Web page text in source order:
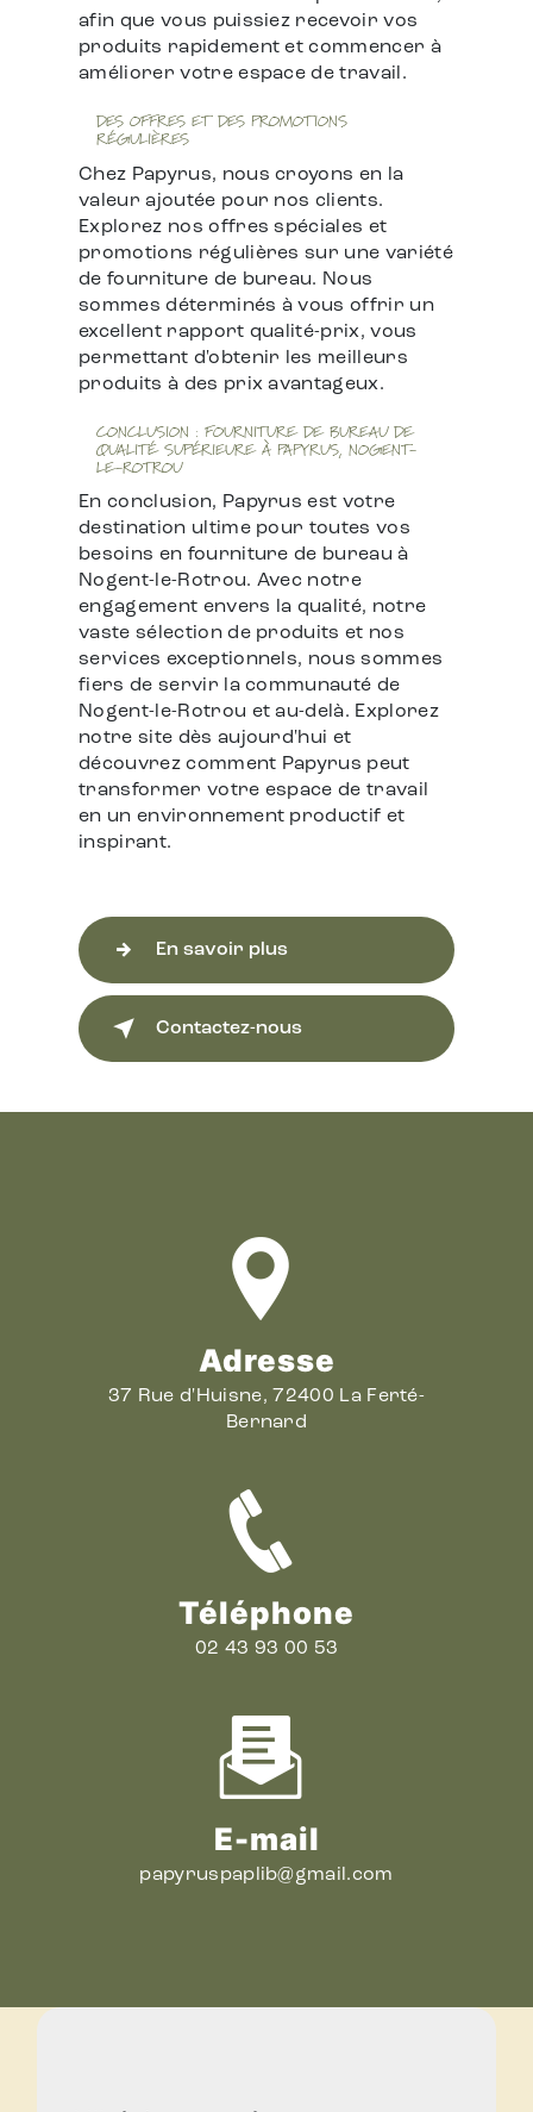
afin que vous puissiez recevoir vos
produits rapidement et commencer à
améliorer votre espace de travail.
DES OFFRES ET DES PROMOTIONS
RÉGULIÈRES
Chez Papyrus, nous croyons en la
valeur ajoutée pour nos clients.
Explorez nos offres spéciales et
promotions régulières sur une variété
de fourniture de bureau. Nous
sommes déterminés à vous offrir un
excellent rapport qualité-prix, vous
permettant d'obtenir les meilleurs
produits à des prix avantageux.
CONCLUSION : FOURNITURE DE BUREAU DE
QUALITÉ SUPÉRIEURE À PAPYRUS, NOGENT-
LE-ROTROU
En conclusion, Papyrus est votre
destination ultime pour toutes vos
besoins en fourniture de bureau à
Nogent-le-Rotrou. Avec notre
engagement envers la qualité, notre
vaste sélection de produits et nos
services exceptionnels, nous sommes
fiers de servir la communauté de
Nogent-le-Rotrou et au-delà. Explorez
notre site dès aujourd'hui et
découvrez comment Papyrus peut
transformer votre espace de travail
en un environnement productif et
inspirant.
En savoir plus
Contactez-nous
Adresse
37 Rue d'Huisne, 72400 La Ferté-
Bernard
Téléphone
02 43 93 00 53
E-mail
papyruspaplib@gmail.com